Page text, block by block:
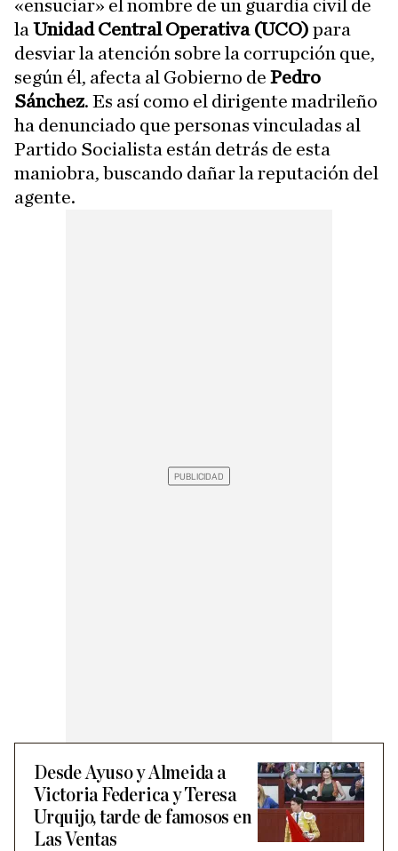
«ensuciar» el nombre de un guardia civil de
la Unidad Central Operativa (UCO) para
desviar la atención sobre la corrupción que,
según él, afecta al Gobierno de Pedro
Sánchez. Es así como el dirigente madrileño
ha denunciado que personas vinculadas al
Partido Socialista están detrás de esta
maniobra, buscando dañar la reputación del
agente.
Desde Ayuso y Almeida a
Victoria Federica y Teresa
Urquijo, tarde de famosos en
Las Ventas